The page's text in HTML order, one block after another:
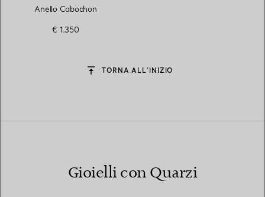
Anello Cabochon
€ 1.350
TORNA ALL’INIZIO
Gioielli con Quarzi